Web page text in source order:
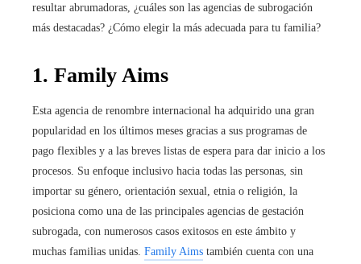
resultar abrumadoras, ¿cuáles son las agencias de subrogación
más destacadas? ¿Cómo elegir la más adecuada para tu familia?
1. Family Aims
Esta agencia de renombre internacional ha adquirido una gran
popularidad en los últimos meses gracias a sus programas de
pago flexibles y a las breves listas de espera para dar inicio a los
procesos. Su enfoque inclusivo hacia todas las personas, sin
importar su género, orientación sexual, etnia o religión, la
posiciona como una de las principales agencias de gestación
subrogada, con numerosos casos exitosos en este ámbito y
muchas familias unidas. Family Aims también cuenta con una